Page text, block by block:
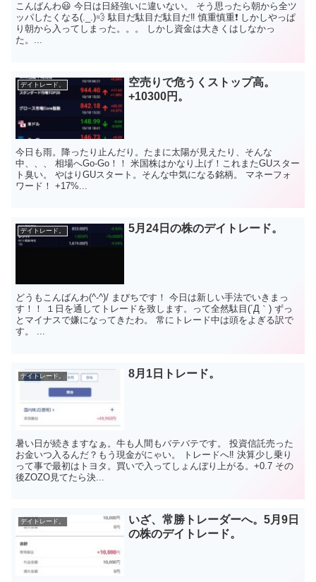
こんばんわ😃 今日は日経強いに違いない。 そう思ったら朝から全ツ
ッパしたくなる(._.)💨 駄目だ駄目だ駄目だ‼️ 慎重慎重❗ しかしやっぱ
り朝から入ってしまった。。。 しかし資金は大きくはしなかっ
た。...
デイトレード。
空売りで危うくストップ高。
+10300円。
今日も雨。降ったり止んだり。たまに太陽が見えたり、そんな
中、、、 相場へGo-Go！！ 米国株はかなり上げ！これまたGUスター
ト臭い。 やはりGUスタート。そんな中気になる銘柄。 マネーフォ
ワード！ +17%...
デイトレード。 5月24日の株のデイトレード。
どうもこんばんわ(^-^)/ まびちです！ 今日は新しい手法でいきまっ
す！！ １日を通してトレードを致します。って全然駄目(´Д｀) ずっ
とマイナスで嫌になってきたわ。 常にトレード中は頭をよぎる訳で
す。 ...
デイトレード。 8月1日トレード。
暑い日が続きますなぁ。牛も人間もバテバテです。 投資信託売った
お金いつ入るんだ？もう現金がにゃい。 トレードへ‼️ 決算少し乗り
って事で最初はトヨタ。買いで入ってしょんぼり上がる。+0.7 その
後ZOZO見てたら決...
デイトレード。
いざ、常勝トレーダーへ。5月9日
の株のデイトレード。